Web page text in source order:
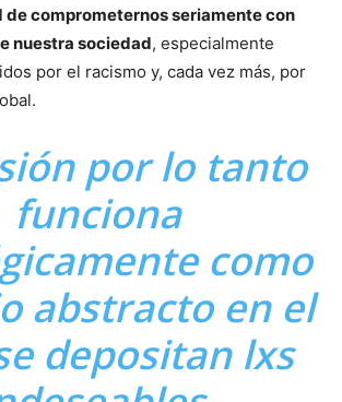
comprometernos seriamente con
nuestra sociedad, especialmente
por el racismo y, cada vez más, por
por lo tanto
funciona
como
abstracto en el
depositan lxs